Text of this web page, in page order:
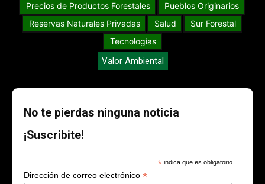
Precios de Productos Forestales
Pueblos Originarios
Reservas Naturales Privadas
Salud
Sur Forestal
Tecnologías
Valor Ambiental
No te pierdas ninguna noticia
¡Suscribite!
* indica que es obligatorio
Dirección de correo electrónico *